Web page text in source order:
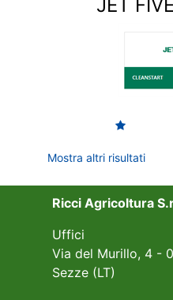
JET
Mostra altri risultati
Ricci Agricoltura
Uffici
Via del Murillo, 4 -
Sezze (LT)